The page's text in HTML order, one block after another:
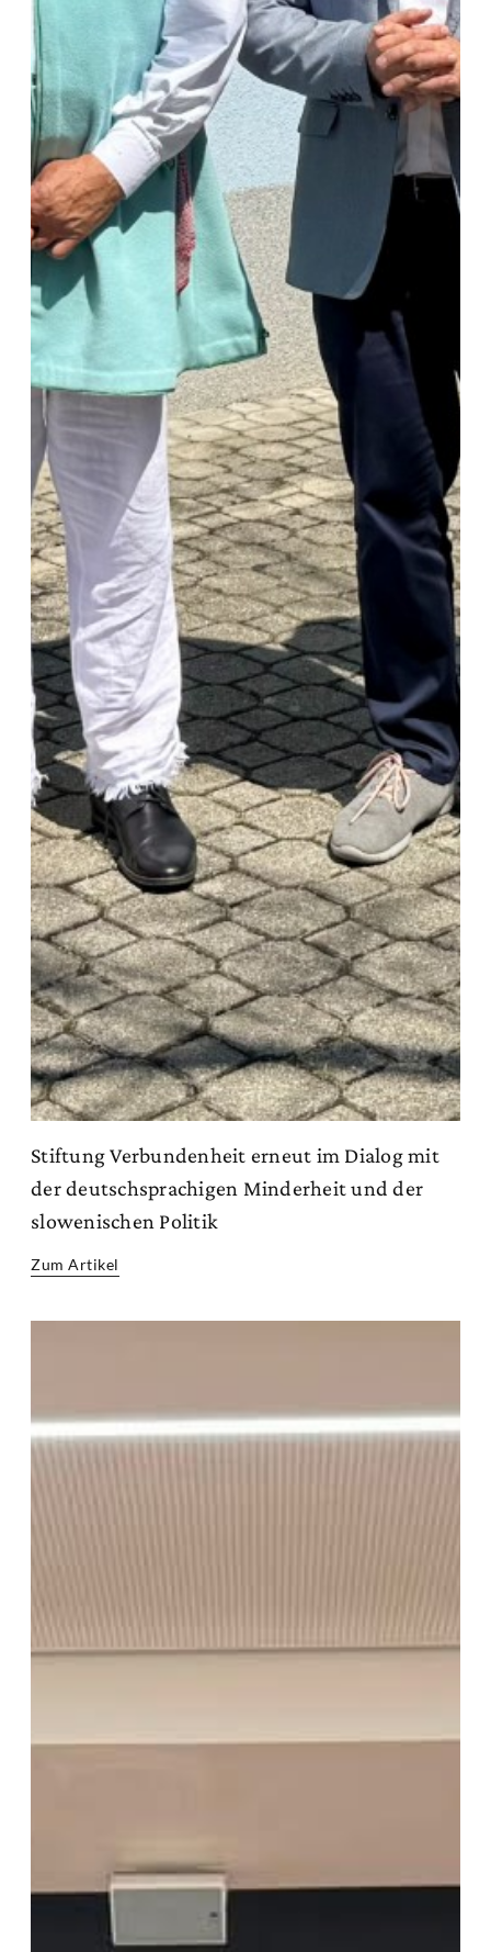
Stiftung Verbundenheit erneut im Dialog mit
der deutschsprachigen Minderheit und der
slowenischen Politik
Zum Artikel